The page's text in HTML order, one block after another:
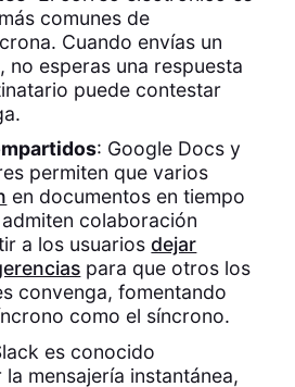
comunes de
Cuando envías un
esperas una respuesta
puede contestar
: Google Docs y
permiten que varios
en documentos en tiempo
colaboración
a los usuariosdejar
para que otros los
convenga, fomentando
como el síncrono.
es conocido
mensajería instantánea,